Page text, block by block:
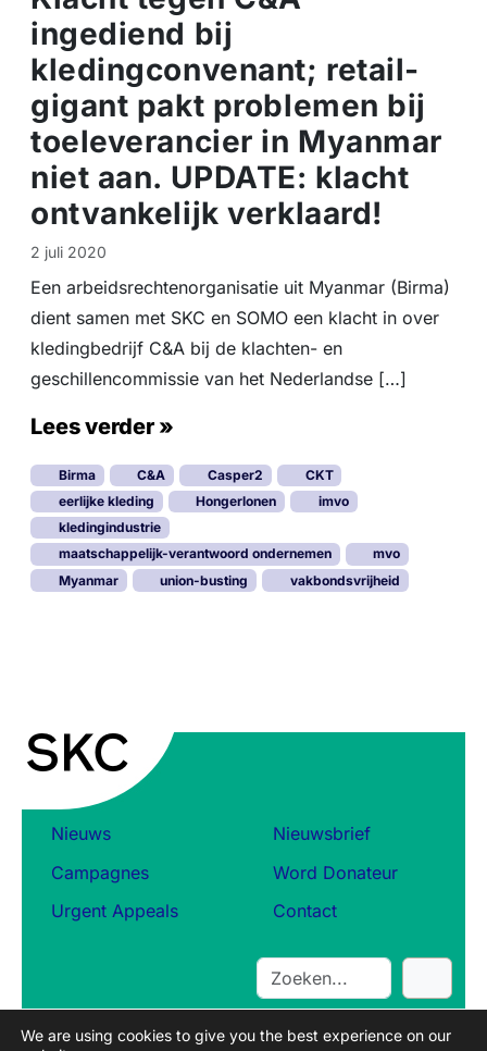
ingediend bij
kledingconvenant; retail-
gigant pakt problemen bij
toeleverancier in Myanmar
niet aan. UPDATE: klacht
ontvankelijk verklaard!
2 juli 2020
Een arbeidsrechtenorganisatie uit Myanmar (Birma)
dient samen met SKC en SOMO een klacht in over
kledingbedrijf C&A bij de klachten- en
geschillencommissie van het Nederlandse […]
Lees verder »
Birma C&A Casper2
CKT
eerlijke kleding
Hongerlonen
imvo
kledingindustrie
maatschappelijk-verantwoord ondernemen
mvo
Myanmar
union-busting vakbondsvrijheid
Nieuws
Campagnes
Urgent Appeals
Nieuwsbrief
Word Donateur
Contact
S
e
We are using cookies to give you the best experience on our